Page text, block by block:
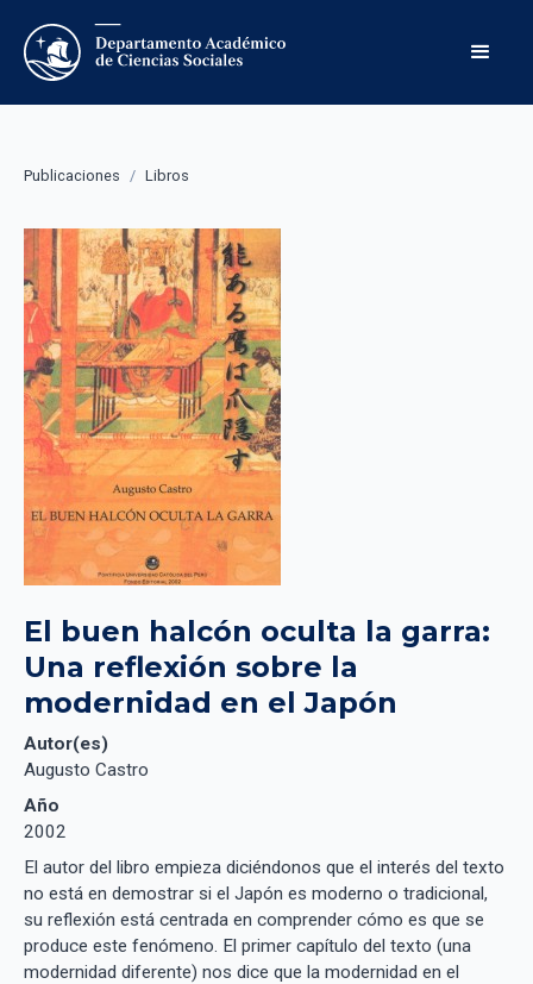
Publicaciones / Libros
El buen halcón oculta la garra:
Una reflexión sobre la
modernidad en el Japón
Autor(es)
Augusto Castro
Año
2002
El autor del libro empieza diciéndonos que el interés del texto
no está en demostrar si el Japón es moderno o tradicional,
su reflexión está centrada en comprender cómo es que se
produce este fenómeno. El primer capítulo del texto (una
modernidad diferente) nos dice que la modernidad en el